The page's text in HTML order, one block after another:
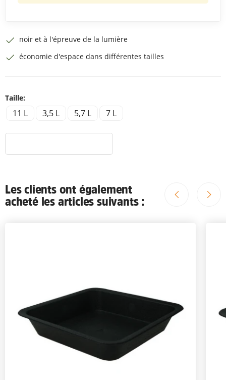
noir et à l'épreuve de la lumière
économie d'espace dans différentes tailles
Taille:
11 L 3,5 L 5,7 L 7 L
Les clients ont également
acheté les articles suivants :